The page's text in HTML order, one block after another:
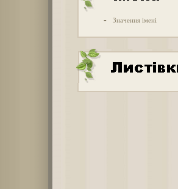
- Значення імені